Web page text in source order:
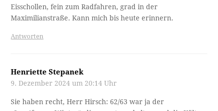
Eisschollen, fein zum Radfahren, grad in der
Maximilianstraße. Kann mich bis heute erinnern.
Antworten
Henriette Stepanek
9. Dezember 2024 um 20:14 Uhr
Sie haben recht, Herr Hirsch: 62/63 war ja der